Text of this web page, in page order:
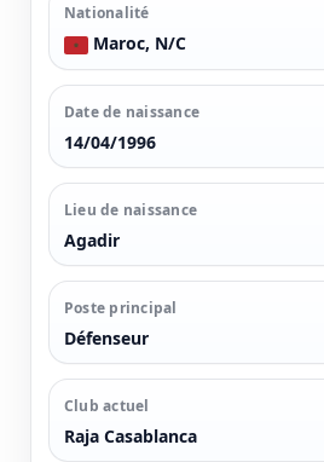
Nationalité
Maroc, N/C
Date de naissance
14/04/1996
Lieu de naissance
Agadir
Poste principal
Défenseur
Club actuel
Raja Casablanca